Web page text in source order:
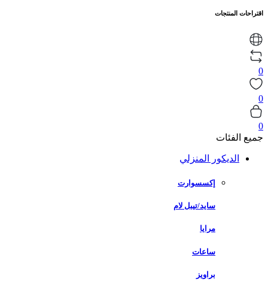
اقتراحات المنتجات
0
0
0
جميع الفئات
الديكور المنزلي
إكسسوارت
سايد/تيبل لام
مرايا
ساعات
براويز